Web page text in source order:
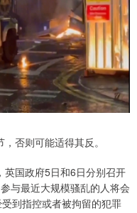
否则可能适得其反。
英国政府5日和6日分别召开
与最近大规模骚乱的人将会
到指控或者被拘留的犯罪